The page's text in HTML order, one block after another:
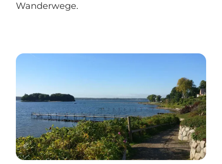
Wanderwege.